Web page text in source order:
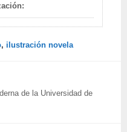
, ilustración novela
de la Universidad de